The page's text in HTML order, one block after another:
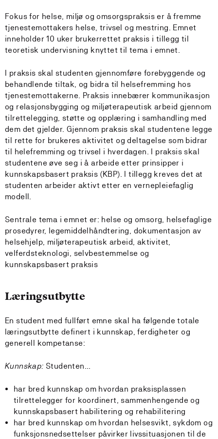
Fokus for helse, miljø og omsorgspraksis er å fremme
tjenestemottakers helse, trivsel og mestring. Emnet
inneholder 10 uker brukerrettet praksis i tillegg til
teoretisk undervisning knyttet til tema i emnet.
I praksis skal studenten gjennomføre forebyggende og
behandlende tiltak, og bidra til helsefremming hos
tjenestemottakerne. Praksis innebærer kommunikasjon
og relasjonsbygging og miljøterapeutisk arbeid gjennom
tilrettelegging, støtte og opplæring i samhandling med
dem det gjelder. Gjennom praksis skal studentene legge
til rette for brukeres aktivitet og deltagelse som bidrar
til helefremming og trivsel i hverdagen. I praksis skal
studentene øve seg i å arbeide etter prinsipper i
kunnskapsbasert praksis (KBP). I tillegg kreves det at
studenten arbeider aktivt etter en vernepleiefaglig
modell.
Sentrale tema i emnet er: helse og omsorg, helsefaglige
prosedyrer, legemiddelhåndtering, dokumentasjon av
helsehjelp, miljøterapeutisk arbeid, aktivitet,
velferdsteknologi, selvbestemmelse og
kunnskapsbasert praksis
Læringsutbytte
En student med fullført emne skal ha følgende totale
læringsutbytte definert i kunnskap, ferdigheter og
generell kompetanse:
Kunnskap: Studenten…
har bred kunnskap om hvordan praksisplassen
tilrettelegger for koordinert, sammenhengende og
kunnskapsbasert habilitering og rehabilitering
har bred kunnskap om hvordan helsesvikt, sykdom og
funksjonsnedsettelser påvirker livssituasjonen til de